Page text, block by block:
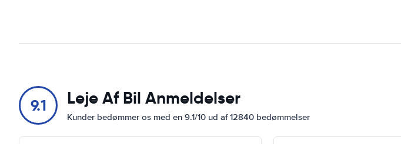
9.1 Leje Af Bil Anmeldelser
Kunder bedømmer os med en 9.1/10 ud af 12840 bedømmelser